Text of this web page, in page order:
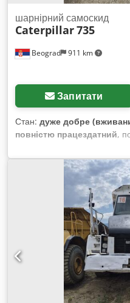
розжарювання — LED-
маневрений фронтальний
стані!! Бокове зміщення, 3-
скло, напівкабіна,
Beograd 911 km
шарнірний самоскид
Caterpillar735
Запитати
Стан: дуже добре
повністю працездатний,
, максимальна
Рік виготовлення:2007,
Dkodpfoylw Rijx Aquor